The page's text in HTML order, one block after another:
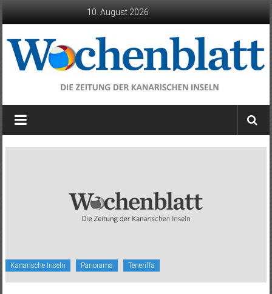
10. August 2026
Wochenblatt
die
Kanarische Inseln Panorama Teneriffa